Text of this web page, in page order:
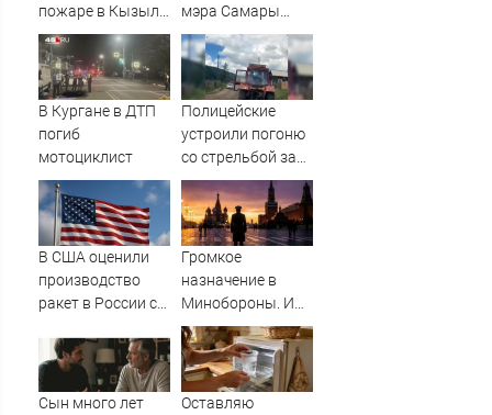
пожаре в Кызыл-
Таше возбуждено
уголовное дело
мэра Самары
Виктора Тархова
и его жены: шесть
шокирующих
фактов, новые
В Кургане в ДТП
погиб
мотоциклист
Полицейские
устроили погоню
со стрельбой за
пьяным
водителем
трактора
В США оценили
производство
ракет в России с
"Пэтриотов"
Громкое
назначение в
Минобороны. И
плохая новость
для ВСУ: Этот
генерал уже
дошёл до Киева. И
Сын много лет
Оставляю